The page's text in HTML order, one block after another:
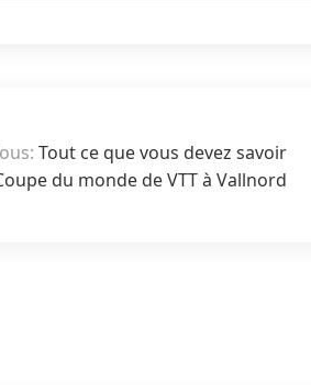
Tout ce que vous devez savoir
du monde de VTT à Vallnord